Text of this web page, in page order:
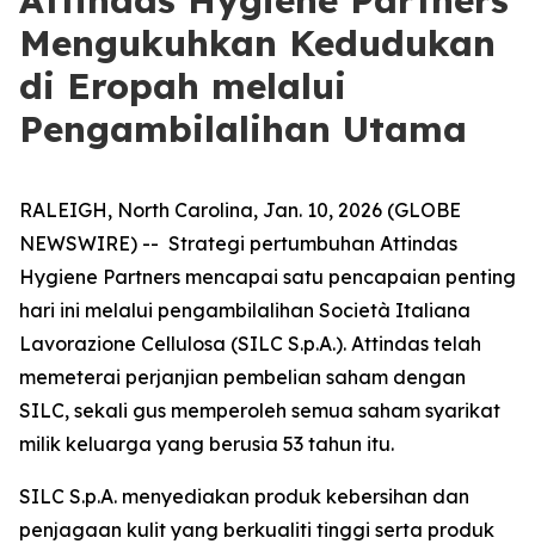
Mengukuhkan Kedudukan
di Eropah melalui
Pengambilalihan Utama
RALEIGH, North Carolina, Jan. 10, 2026 (GLOBE
NEWSWIRE) -- Strategi pertumbuhan Attindas
Hygiene Partners mencapai satu pencapaian penting
hari ini melalui pengambilalihan Società Italiana
Lavorazione Cellulosa (SILC S.p.A.). Attindas telah
memeterai perjanjian pembelian saham dengan
SILC, sekali gus memperoleh semua saham syarikat
milik keluarga yang berusia 53 tahun itu.
SILC S.p.A. menyediakan produk kebersihan dan
penjagaan kulit yang berkualiti tinggi serta produk